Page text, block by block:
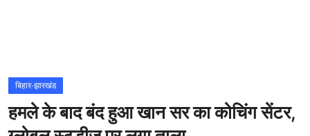
राज्य
अंतराष्ट्रीय
बिहार-झारखंड
हमले के बाद बंद हुआ खान सर का कोचिंग सेंटर,